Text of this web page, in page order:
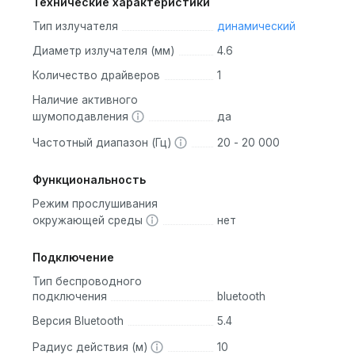
разных размеров, а также зарядный кейс с защитой
частот + пассивная изоляция для высоких.
и глубокого сна.
кейсом; поддержка Bluetooth-стриминга и оффлайн-аудио.
будильником без помех окружающим.
условиях.
борьбы с шумом и храпом, обеспечивающее глубокий,
функции и комфорт делают отдых эффективным и
Тип излучателя
динамический
Диаметр излучателя (мм)
4.6
Количество драйверов
1
Наличие активного
шумоподавления
да
Частотный диапазон (Гц) 20 - 20 000
Функциональность
Режим прослушивания
окружающей среды
нет
Подключение
Тип беспроводного
подключения
bluetooth
Версия Bluetooth
5.4
Радиус действия (м)
10